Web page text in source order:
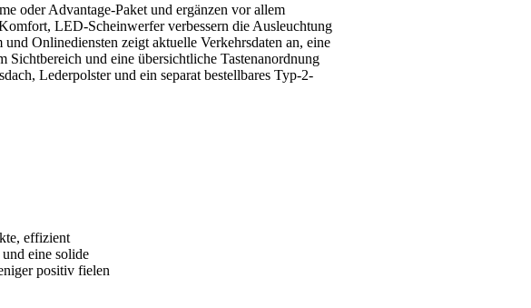
oder Advantage-Paket und ergänzen vor allem
LED-Scheinwerfer verbessern die Ausleuchtung
Onlinediensten zeigt aktuelle Verkehrsdaten an, eine
und eine übersichtliche Tastenanordnung
Lederpolster und ein separat bestellbares Typ-2-
effizient
eine solide
positiv fielen